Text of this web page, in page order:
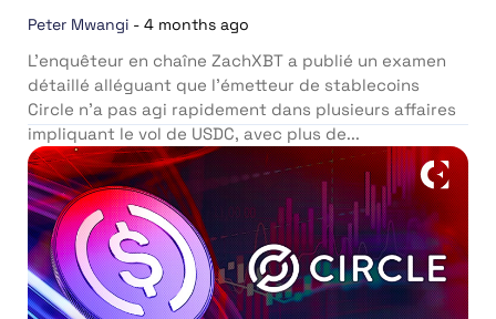
Peter Mwangi - 4 months ago
L’enquêteur en chaîne ZachXBT a publié un examen
détaillé alléguant que l’émetteur de stablecoins
Circle n’a pas agi rapidement dans plusieurs affaires
impliquant le vol de USDC, avec plus de...